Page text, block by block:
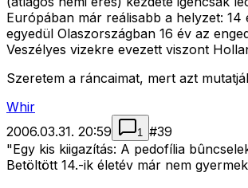
Európában már reálisabb a helyzet:
egyedül Olaszországban 16 év az
Veszélyes vizekre evezett viszont
Szeretem a ráncaimat, mert azt
Whir
2006.03.31. 20:59
1 #39
"Egy kis kiigazítás: A pedofília
Betöltött 14.-ik életév már nem